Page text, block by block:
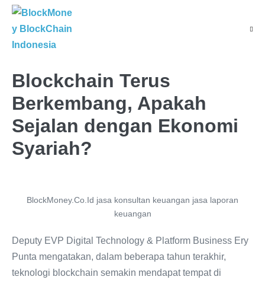
Blockchain Terus
Berkembang, Apakah
Sejalan dengan Ekonomi
Syariah?
BlockMoney.Co.Id jasa konsultan keuangan jasa laporan
keuangan
Deputy EVP Digital Technology & Platform Business Ery
Punta mengatakan, dalam beberapa tahun terakhir,
teknologi blockchain semakin mendapat tempat di